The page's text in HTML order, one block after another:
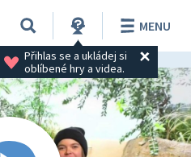
Přihlas se a ukládej si
oblíbené hry a videa.
MENU